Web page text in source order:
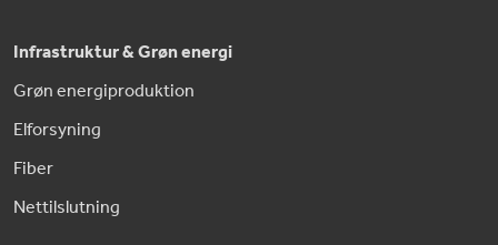
Infrastruktur & Grøn energi
Grøn energiproduktion
Elforsyning
Fiber
Nettilslutning